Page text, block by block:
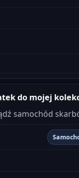
do mojej
samochód